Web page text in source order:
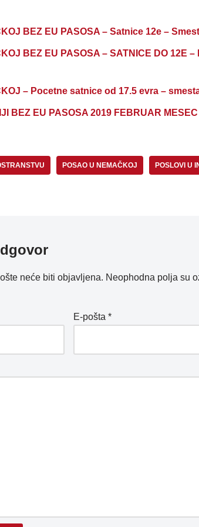
BEZ EU PASOSA – Satnice 12e –
BEZ EU PASOSA – SATNICE DO 12E
– Pocetne satnice od 17.5 evra –
BEZ EU PASOSA 2019 FEBRUAR
POSAO U NEMAČKOJ POSLOVI U
neće biti objavljena. Neophodna polja su
E-pošta*